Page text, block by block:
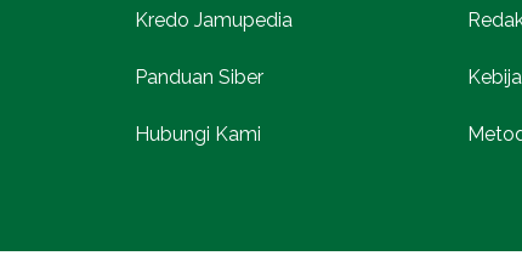
Kredo Jamupedia
Panduan Siber
Hubungi Kami